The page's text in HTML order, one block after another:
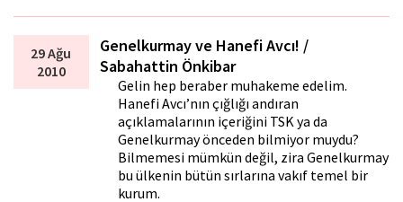
29 Ağu
2010
Genelkurmay ve Hanefi Avcı! /
Sabahattin Önkibar
Gelin hep beraber muhakeme edelim.
Hanefi Avcı’nın çığlığı andıran
açıklamalarının içeriğini TSK ya da
Genelkurmay önceden bilmiyor muydu?
Bilmemesi mümkün değil, zira Genelkurmay
bu ülkenin bütün sırlarına vakıf temel bir
kurum.